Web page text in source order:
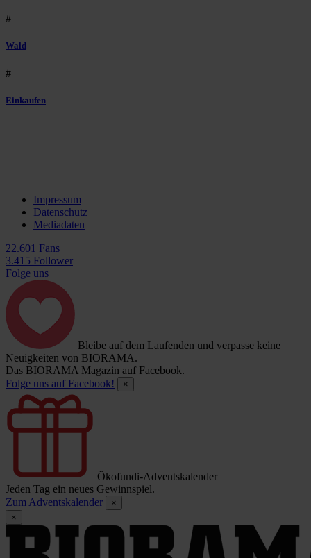
#
Wald
#
Einkaufen
Impressum
Datenschutz
Mediadaten
22.601 Fans
3.415 Follower
Folge uns
Bleibe auf dem Laufenden und verpasse keine
Neuigkeiten von BIORAMA.
Das BIORAMA Magazin auf Facebook.
Folge uns auf Facebook!
×
Ökofundi-Adventskalender
Jeden Tag ein neues Gewinnspiel.
Zum Adventskalender
×
×